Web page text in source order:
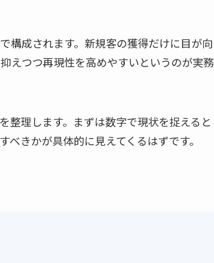
成されます。新規客の獲得だけに目が向
えつつ再現性を高めやすいというのが実務
整理します。まずは数字で現状を捉えると
きかが具体的に見えてくるはずです。